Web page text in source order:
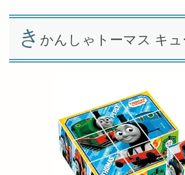
き かんしゃトーマス キ